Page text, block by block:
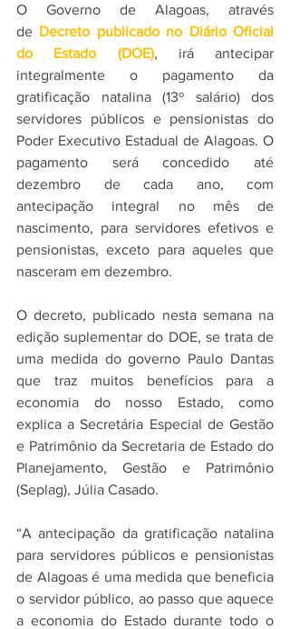
O Governo de Alagoas, através
de Decreto publicado no Diário Oficial
do Estado (DOE), irá antecipar
integralmente o pagamento da
gratificação natalina (13º salário) dos
servidores públicos e pensionistas do
Poder Executivo Estadual de Alagoas. O
pagamento será concedido até
dezembro de cada ano, com
antecipação integral no mês de
nascimento, para servidores efetivos e
pensionistas, exceto para aqueles que
nasceram em dezembro.
O decreto, publicado nesta semana na
edição suplementar do DOE, se trata de
uma medida do governo Paulo Dantas
que traz muitos benefícios para a
economia do nosso Estado, como
explica a Secretária Especial de Gestão
e Patrimônio da Secretaria de Estado do
Planejamento, Gestão e Patrimônio
(Seplag), Júlia Casado.
“A antecipação da gratificação natalina
para servidores públicos e pensionistas
de Alagoas é uma medida que beneficia
o servidor público, ao passo que aquece
a economia do Estado durante todo o